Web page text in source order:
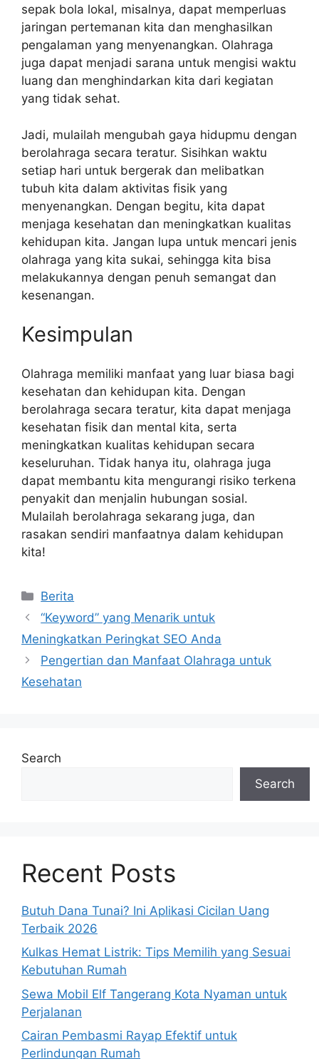
sepak bola lokal, misalnya, dapat memperluas
jaringan pertemanan kita dan menghasilkan
pengalaman yang menyenangkan. Olahraga
juga dapat menjadi sarana untuk mengisi waktu
luang dan menghindarkan kita dari kegiatan
yang tidak sehat.
Jadi, mulailah mengubah gaya hidupmu dengan
berolahraga secara teratur. Sisihkan waktu
setiap hari untuk bergerak dan melibatkan
tubuh kita dalam aktivitas fisik yang
menyenangkan. Dengan begitu, kita dapat
menjaga kesehatan dan meningkatkan kualitas
kehidupan kita. Jangan lupa untuk mencari jenis
olahraga yang kita sukai, sehingga kita bisa
melakukannya dengan penuh semangat dan
kesenangan.
Kesimpulan
Olahraga memiliki manfaat yang luar biasa bagi
kesehatan dan kehidupan kita. Dengan
berolahraga secara teratur, kita dapat menjaga
kesehatan fisik dan mental kita, serta
meningkatkan kualitas kehidupan secara
keseluruhan. Tidak hanya itu, olahraga juga
dapat membantu kita mengurangi risiko terkena
penyakit dan menjalin hubungan sosial.
Mulailah berolahraga sekarang juga, dan
rasakan sendiri manfaatnya dalam kehidupan
kita!
Categories
Berita
“Keyword” yang Menarik untuk
Meningkatkan Peringkat SEO Anda
Pengertian dan Manfaat Olahraga untuk
Kesehatan
Search
Search
Recent Posts
Butuh Dana Tunai? Ini Aplikasi Cicilan Uang
Terbaik 2026
Kulkas Hemat Listrik: Tips Memilih yang Sesuai
Kebutuhan Rumah
Sewa Mobil Elf Tangerang Kota Nyaman untuk
Perjalanan
Cairan Pembasmi Rayap Efektif untuk
Perlindungan Rumah